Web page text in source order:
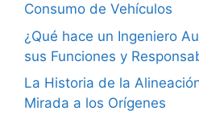
Consumo de Vehículos
¿Qué hace un Ingeniero
sus Funciones y
La Historia de la
Mirada a los Orígenes